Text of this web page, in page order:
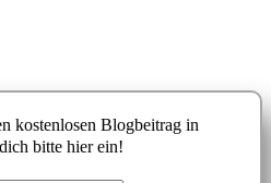
kostenlosen Blogbeitrag in
bitte hier ein!